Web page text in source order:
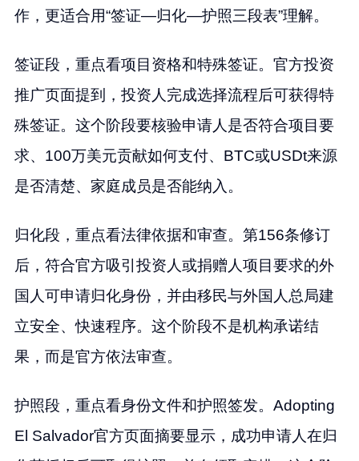
作，更适合用“签证—归化—护照三段表”理解。
签证段，重点看项目资格和特殊签证。官方投资
推广页面提到，投资人完成选择流程后可获得特
殊签证。这个阶段要核验申请人是否符合项目要
求、100万美元贡献如何支付、BTC或USDt来源
是否清楚、家庭成员是否能纳入。
归化段，重点看法律依据和审查。第156条修订
后，符合官方吸引投资人或捐赠人项目要求的外
国人可申请归化身份，并由移民与外国人总局建
立安全、快速程序。这个阶段不是机构承诺结
果，而是官方依法审查。
护照段，重点看身份文件和护照签发。Adopting
El Salvador官方页面摘要显示，成功申请人在归